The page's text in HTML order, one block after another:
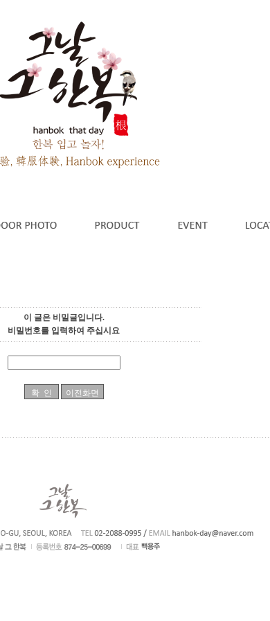
이 글은 비밀글입니다.
비밀번호를 입력하여 주십시요